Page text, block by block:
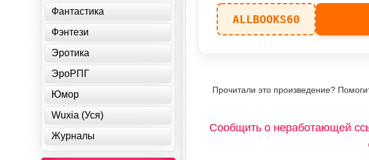
ALLBOOKS60
Прочитали это произведение?
Сообщить о неработающей
Фантастика
Фэнтези
Эротика
ЭроРПГ
Юмор
Wuxia (Уся)
Журналы